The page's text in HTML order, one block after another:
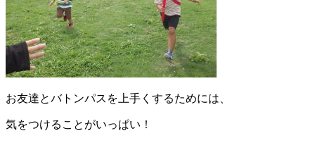
お友達とバトンパスを上手くするためには、
気をつけることがいっぱい！